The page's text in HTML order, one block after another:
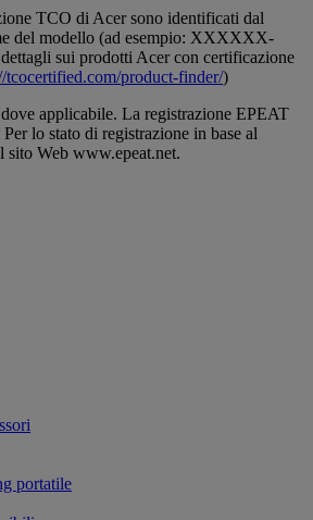
TCO di Acer sono identificati dal
del modello (ad esempio: XXXXXX-
sui prodotti Acer con certificazione
tcocertified.com/product-finder/)
applicabile. La registrazione EPEAT
lo stato di registrazione in base al
sito Web www.epeat.net.
portatile